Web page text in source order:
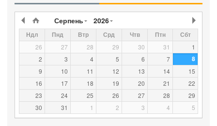
Серпень 2026
Ндл Пнд Втр Срд Чтв Птн Сбт
26 27 28 29 30 31
1
2
3 4 5 6 7 8
9 10 11 12 13 14
15
16
17 18 19 20 21
22
23
24 25 26 27 28
29
30
31 1 2 3 4 5